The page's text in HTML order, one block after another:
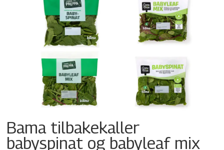
Bama tilbakekaller
babyspinat og babyleaf mix